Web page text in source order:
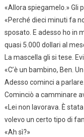
«Allora spiegamelo.» Gli
«Perché dieci minuti fa
sposato. E adesso ho in
quasi 5.000 dollari al
La mascella gli si tese.
«C’è un bambino, Ben.
Adesso cominci a
Cominciò a camminare
«Lei non lavorava. È
volevo un certo tipo di
«Ah sì?»